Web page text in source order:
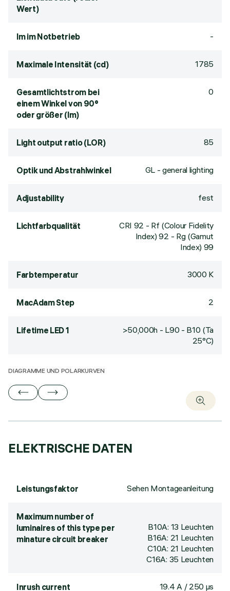
Wert)
lm im Notbetrieb -
Maximale Intensität (cd) 1785
Gesamtlichtstrom bei
einem Winkel von 90°
oder größer (lm)
0
Light output ratio (LOR) 85
Optik und Abstrahlwinkel GL - general lighting
Adjustability fest
Lichtfarbqualität CRI 92 - Rf (Colour Fidelity
Index) 92 - Rg (Gamut
Index) 99
Farbtemperatur 3000 K
MacAdam Step 2
Lifetime LED 1
>50,000h - L90 - B10 (Ta
25°C)
DIAGRAMME UND POLARKURVEN
ELEKTRISCHE DATEN
Leistungsfaktor Sehen Montageanleitung
Maximum number of
luminaires of this type per
minature circuit breaker
B10A: 13 Leuchten
B16A: 21 Leuchten
C10A: 21 Leuchten
C16A: 35 Leuchten
Inrush current 19.4 A / 250 µs